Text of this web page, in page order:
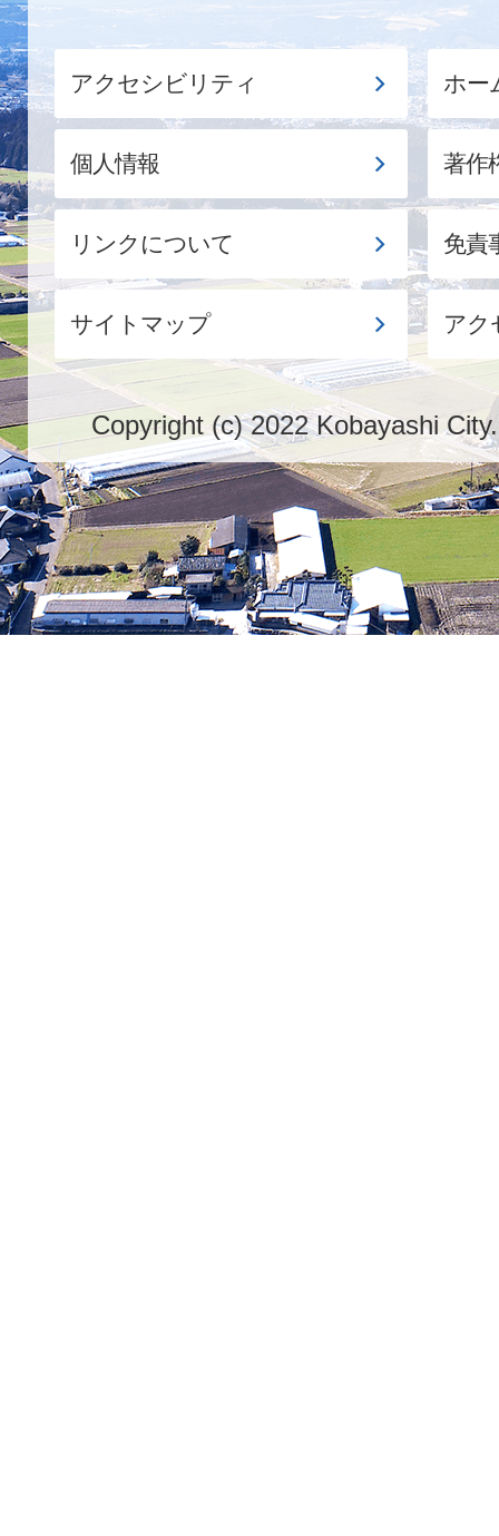
アクセシビリティ ホー
個人情報 著作
リンクについて 免責
サイトマップ アク
Copyright (c) 2022 Kobayashi